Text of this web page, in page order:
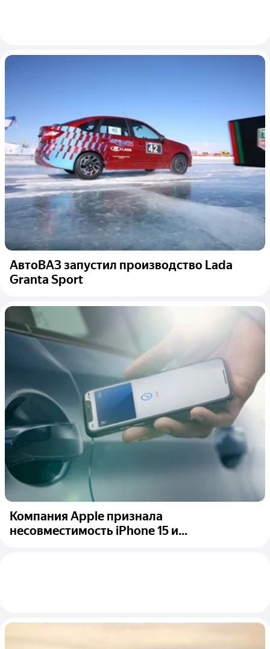
АвтоВАЗ запустил производство Lada
Granta Sport
Компания Apple признала
несовместимость iPhone 15 и...